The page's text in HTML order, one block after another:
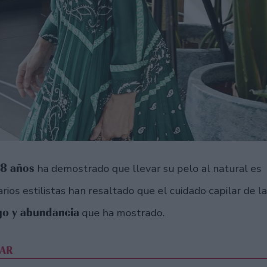
años ha demostrado que llevar su pelo al natural es
estilistas han resaltado que el cuidado capilar de la
y abundancia que ha mostrado.